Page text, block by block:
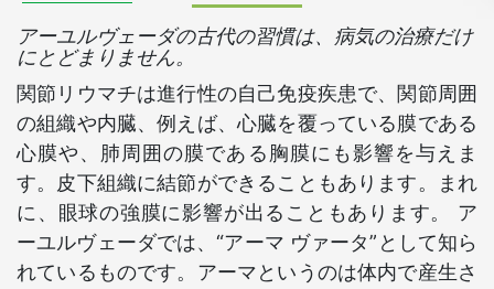
アーユルヴェーダの古代の習慣は、病気の治療だけ
にとどまりません。
関節リウマチは進行性の自己免疫疾患で、関節周囲
の組織や内臓、例えば、心臓を覆っている膜である
心膜や、肺周囲の膜である胸膜にも影響を与えま
す。皮下組織に結節ができることもあります。まれ
に、眼球の強膜に影響が出ることもあります。 ア
ーユルヴェーダでは、“アーマ ヴァータ”として知ら
れているものです。アーマというのは体内で産生さ